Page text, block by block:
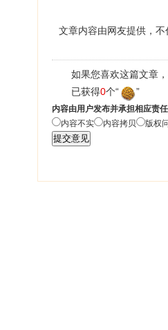
文章内容由网友提供，不
如果您喜欢这篇文章
已获得0个“ ”
内容由用户发布并承担相应责
内容不实
内容拷贝 版权